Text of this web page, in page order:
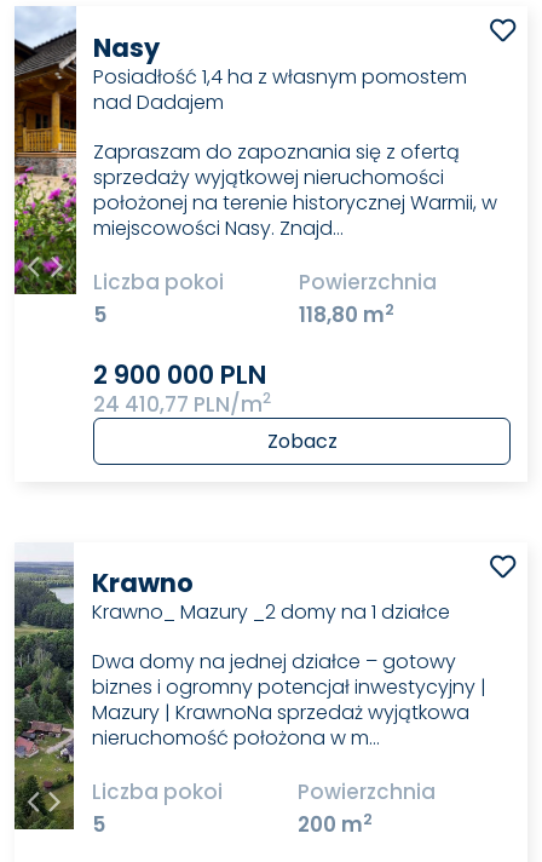
Nasy
Posiadłość 1,4 ha z własnym pomostem
nad Dadajem
Zapraszam do zapoznania się z ofertą
sprzedaży wyjątkowej nieruchomości
położonej na terenie historycznej Warmii, w
miejscowości Nasy. Znajd…
Liczba pokoi
5
Powierzchnia
118,80 m2
2 900 000 PLN
24 410,77 PLN/m2
Zobacz
Krawno
Krawno_ Mazury _2 domy na 1 działce
Dwa domy na jednej działce – gotowy
biznes i ogromny potencjał inwestycyjny |
Mazury | KrawnoNa sprzedaż wyjątkowa
nieruchomość położona w m…
Liczba pokoi
5
Powierzchnia
200 m2